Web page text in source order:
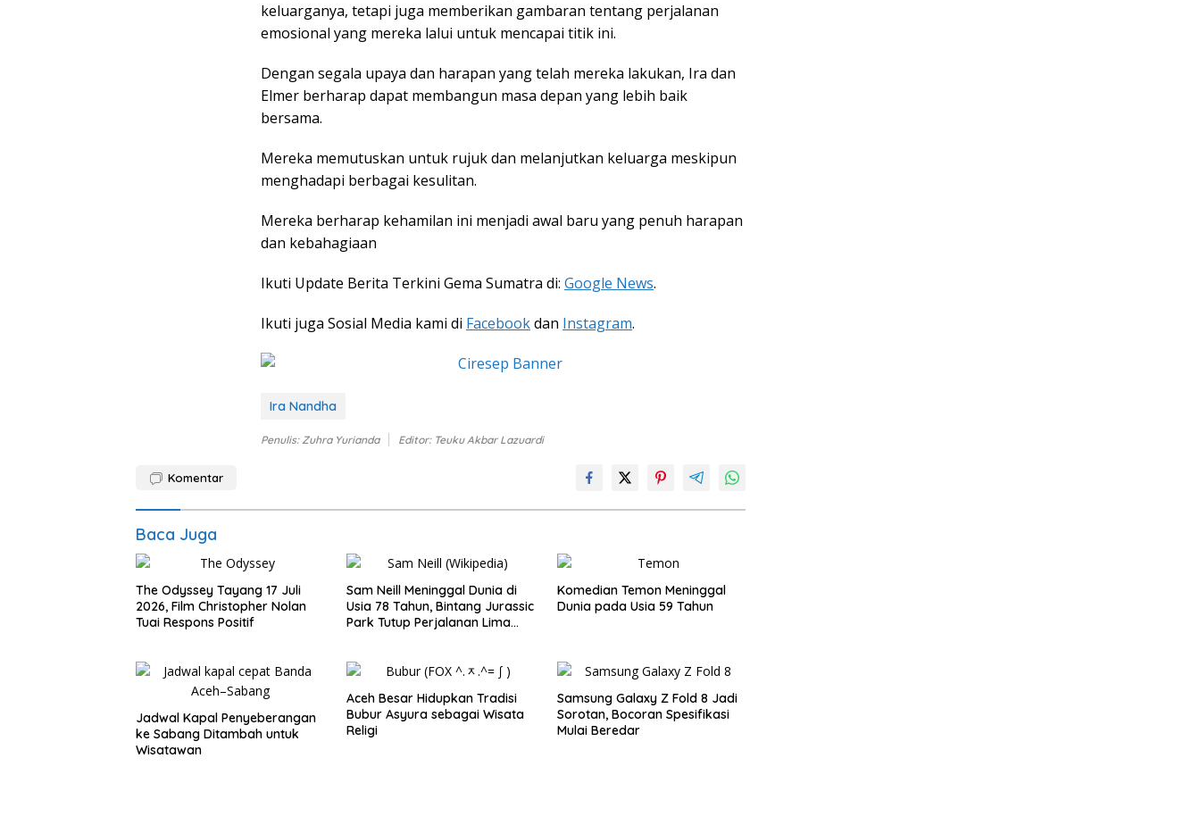
keluarganya, tetapi juga memberikan gambaran tentang perjalanan
emosional yang mereka lalui untuk mencapai titik ini.
Dengan segala upaya dan harapan yang telah mereka lakukan, Ira dan
Elmer berharap dapat membangun masa depan yang lebih baik
bersama.
Mereka memutuskan untuk rujuk dan melanjutkan keluarga meskipun
menghadapi berbagai kesulitan.
Mereka berharap kehamilan ini menjadi awal baru yang penuh harapan
dan kebahagiaan
Ikuti Update Berita Terkini Gema Sumatra di: Google News.
Ikuti juga Sosial Media kami di Facebookdan Instagram.
Ira Nandha
Penulis: Zuhra Yurianda Editor: Teuku Akbar Lazuardi
Komentar
Baca Juga
The Odyssey Tayang 17 Juli
2026, Film Christopher Nolan
Tuai Respons Positif
Sam Neill Meninggal Dunia di
Usia 78 Tahun, Bintang Jurassic
Park Tutup Perjalanan Lima
Komedian Temon Meninggal
Dunia pada Usia 59 Tahun
Jadwal Kapal Penyeberangan
ke Sabang Ditambah untuk
Wisatawan
Aceh Besar Hidupkan Tradisi
Bubur Asyura sebagai Wisata
Religi
Samsung Galaxy Z Fold 8 Jadi
Sorotan, Bocoran Spesifikasi
Mulai Beredar